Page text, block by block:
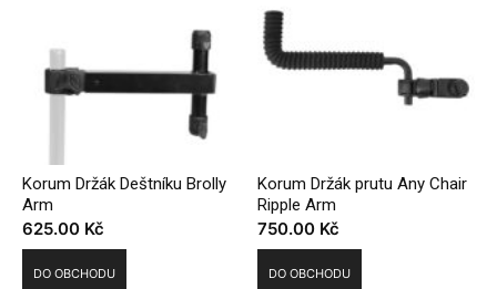
Korum Držák Deštníku Brolly
Arm
625.00 Kč
DO OBCHODU
Korum Držák prutu Any Chair
Ripple Arm
750.00 Kč
DO OBCHODU